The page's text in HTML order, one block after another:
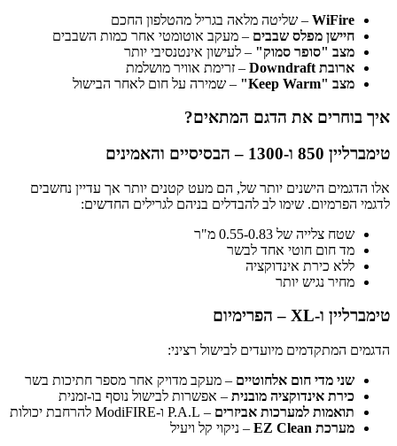
WiFire – שליטה מלאה בגריל מהטלפון החכם
חיישן מפלס שבבים – מעקב אוטומטי אחר כמות השבבים
מצב "סופר סמוק" – לעישון אינטנסיבי יותר
ארובת Downdraft
– זרימת אוויר מושלמת
מצב "Keep Warm"
– שמירה על חום לאחר הבישול
איך בוחרים את הדגם המתאים?
טימברליין 850 ו-1300 – הבסיסיים והאמינים
אלו הדגמים הישנים יותר של, הם מעט קטנים יותר אך עדיין נחשבים
לדגמי הפרמיום. שימו לב להבדלים בניהם לגרילים החדשים:
שטח צלייה של 0.55-0.83 מ"ר
מד חום חוטי אחד לבשר
ללא כירת אינדוקציה
מחיר נגיש יותר
טימברליין ו-XL – הפרימיום
הדגמים המתקדמים מיועדים לבישול רציני:
שני מדי חום אלחוטיים – מעקב מדויק אחר מספר חתיכות בשר
כירת אינדוקציה מובנית – אפשרות לבישול נוסף בו-זמנית
תואמות למערכות אביזרים – P.A.L ו-ModiFIRE להרחבת יכולות
מערכת EZ Clean
– ניקוי קל ויעיל